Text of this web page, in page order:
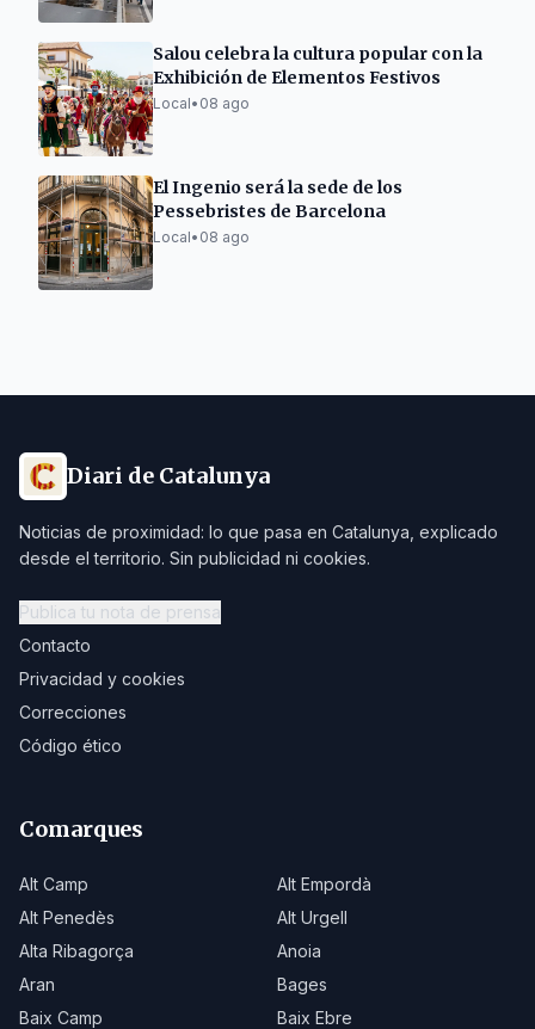
Salou celebra la cultura popular con la
Exhibición de Elementos Festivos
Local• 08 ago
El Ingenio será la sede de los
Pessebristes de Barcelona
Local• 08 ago
Diari de Catalunya
Noticias de proximidad: lo que pasa en Catalunya, explicado
desde el territorio. Sin publicidad ni cookies.
Publica tu nota de prensa
Contacto
Privacidad y cookies
Correcciones
Código ético
Comarques
Alt Camp
Alt Empordà
Alt Penedès
Alt Urgell
Alta Ribagorça
Anoia
Aran
Bages
Baix Camp
Baix Ebre